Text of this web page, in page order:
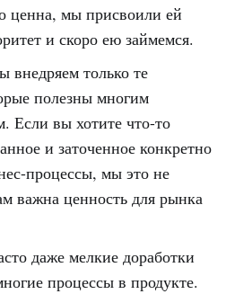
ценна, мы присвоили ей
и скоро ею займемся.
внедряем только те
полезны многим
Если вы хотите что-то
и заточенное конкретно
процессы, мы это не
важна ценность для рынка
даже мелкие доработки
процессы в продукте.